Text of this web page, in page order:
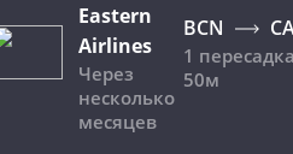
Eastern
Airlines
Через
несколько
месяцев
BCN
1 пересадка
50м